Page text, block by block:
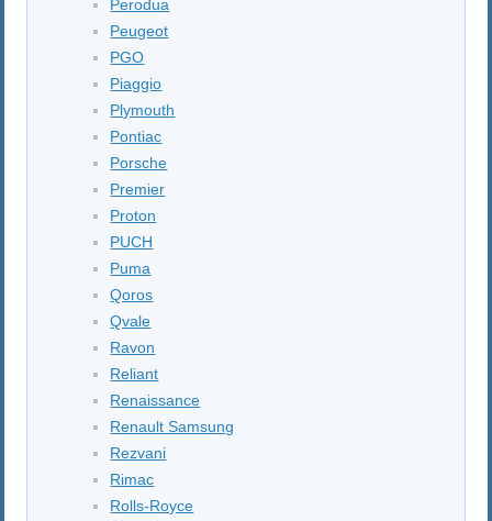
Perodua
Peugeot
PGO
Piaggio
Plymouth
Pontiac
Porsche
Premier
Proton
PUCH
Puma
Qoros
Qvale
Ravon
Reliant
Renaissance
Renault Samsung
Rezvani
Rimac
Rolls-Royce